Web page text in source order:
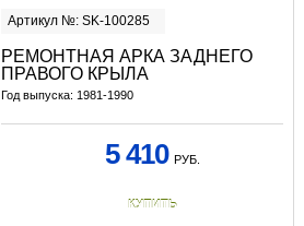
Артикул №: SK-100285
РЕМОНТНАЯ АРКА ЗАДНЕГО
ПРАВОГО КРЫЛА
Год выпуска: 1981-1990
5 410 РУБ.
КУПИТЬ